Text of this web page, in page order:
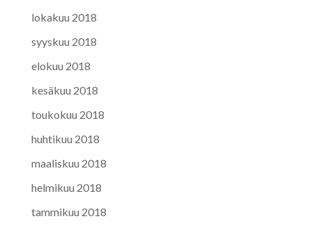
lokakuu 2018
syyskuu 2018
elokuu 2018
kesäkuu 2018
toukokuu 2018
huhtikuu 2018
maaliskuu 2018
helmikuu 2018
tammikuu 2018